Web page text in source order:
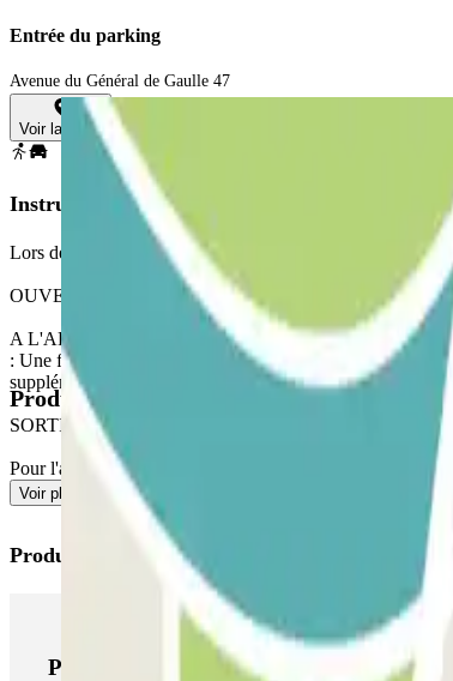
Entrée du parking
Avenue du Général de Gaulle 47
Voir la carte
Instructions
Lors de l'accès au parking, n'oubliez pas de consulter la
OUVERTURE PAR L'APPLICATION PARCLICK
A L'ARRIVEE : Depuis l'application ou via le lien de
: Une fois entré, vous recevrez le bouton pour ouvrir la
supplémentaire vous sera facturé.
SORTIE PIÉTONNE
Pour l'accès des piétons, veuillez consulter notre section
Voir plus
Produits disponibles
Produits Parclick
Produits Parclick